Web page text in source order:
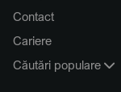
Contact
Cariere
Căutări populare